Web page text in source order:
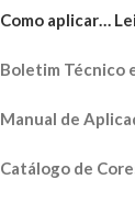
Como aplicar…
Boletim Técnico
Manual de
Catálogo de